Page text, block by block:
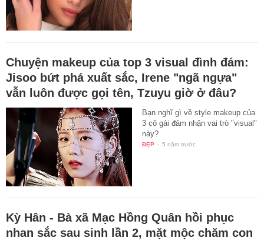
Chuyện makeup của top 3 visual đình đám:
Jisoo bứt phá xuất sắc, Irene "ngã ngựa"
vẫn luôn được gọi tên, Tzuyu giờ ở đâu?
Bạn nghĩ gì về style makeup của
3 cô gái đảm nhận vai trò "visual"
này?
ĐẸP - 5 năm trước
Kỳ Hân - Bà xã Mạc Hồng Quân hồi phục
nhan sắc sau sinh lần 2, mặt mộc chăm con